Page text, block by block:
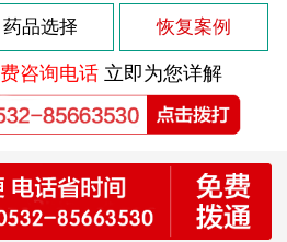
药品选择 恢复案例
咨询电话立即为您详解